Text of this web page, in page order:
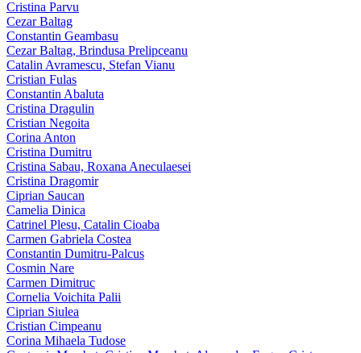
Cristina Parvu
Cezar Baltag
Constantin Geambasu
Cezar Baltag, Brindusa Prelipceanu
Catalin Avramescu, Stefan Vianu
Cristian Fulas
Constantin Abaluta
Cristina Dragulin
Cristian Negoita
Corina Anton
Cristina Dumitru
Cristina Sabau, Roxana Aneculaesei
Cristina Dragomir
Ciprian Saucan
Camelia Dinica
Catrinel Plesu, Catalin Cioaba
Carmen Gabriela Costea
Constantin Dumitru-Palcus
Cosmin Nare
Carmen Dimitruc
Cornelia Voichita Palii
Ciprian Siulea
Cristian Cimpeanu
Corina Mihaela Tudose